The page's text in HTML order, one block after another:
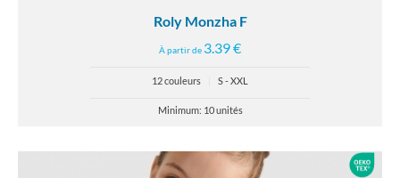
Roly Monzha F
À partir de 3.39 €
12 couleurs S - XXL
Minimum: 10 unités